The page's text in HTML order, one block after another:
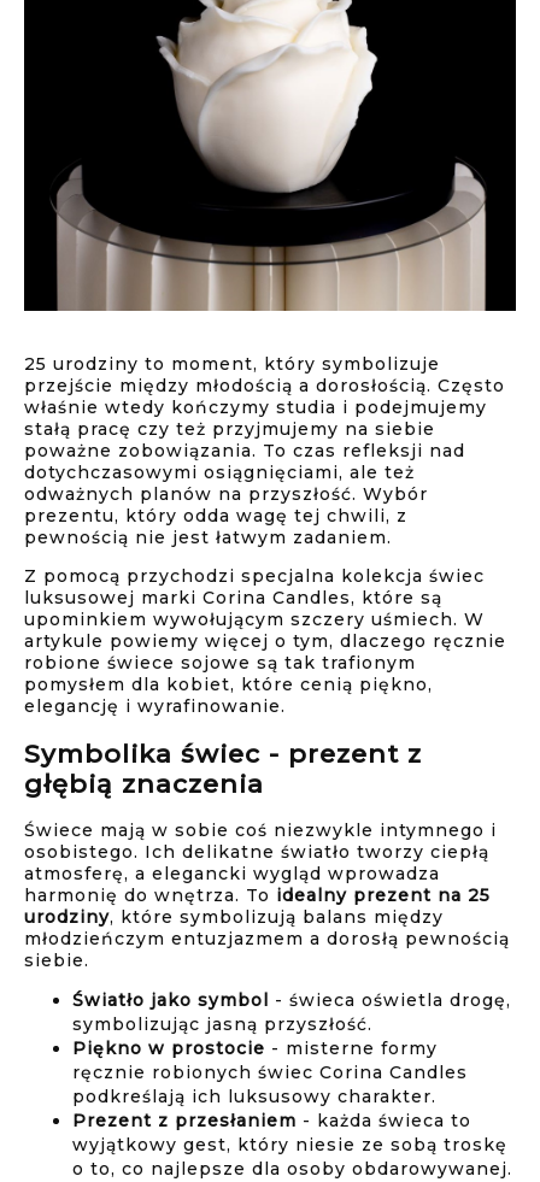
25 urodziny to moment, który symbolizuje
przejście między młodością a dorosłością. Często
właśnie wtedy kończymy studia i podejmujemy
stałą pracę czy też przyjmujemy na siebie
poważne zobowiązania. To czas refleksji nad
dotychczasowymi osiągnięciami, ale też
odważnych planów na przyszłość. Wybór
prezentu, który odda wagę tej chwili, z
pewnością nie jest łatwym zadaniem.
Z pomocą przychodzi specjalna kolekcja świec
luksusowej marki Corina Candles, które są
upominkiem wywołującym szczery uśmiech. W
artykule powiemy więcej o tym, dlaczego ręcznie
robione świece sojowe są tak trafionym
pomysłem dla kobiet, które cenią piękno,
elegancję i wyrafinowanie.
Symbolika świec - prezent z
głębią znaczenia
Świece mają w sobie coś niezwykle intymnego i
osobistego. Ich delikatne światło tworzy ciepłą
atmosferę, a elegancki wygląd wprowadza
harmonię do wnętrza. To idealny prezent na 25
urodziny, które symbolizują balans między
młodzieńczym entuzjazmem a dorosłą pewnością
siebie.
Światło jako symbol - świeca oświetla drogę,
symbolizując jasną przyszłość.
Piękno w prostocie - misterne formy
ręcznie robionych świec Corina Candles
podkreślają ich luksusowy charakter.
Prezent z przesłaniem - każda świeca to
wyjątkowy gest, który niesie ze sobą troskę
o to, co najlepsze dla osoby obdarowywanej.